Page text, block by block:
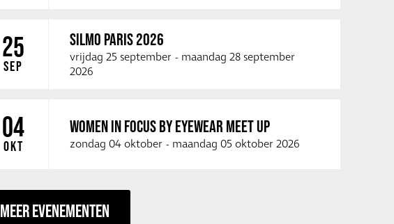
25
SEP
SILMO PARIS 2026
vrijdag 25 september - maandag 28 september
2026
04
OKT
WOMEN IN FOCUS BY EYEWEAR MEET UP
zondag 04 oktober - maandag 05 oktober 2026
MEER EVENEMENTEN